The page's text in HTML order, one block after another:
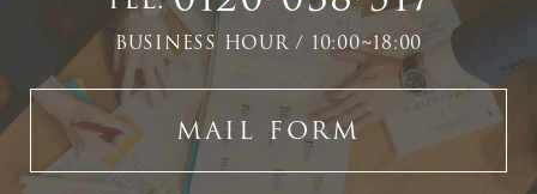
BUSINESS HOUR / 10:00~18:00
MAIL FORM